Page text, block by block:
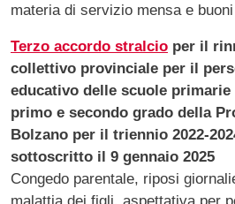
materia di servizio mensa e
Terzo accordo stralcio per il
collettivo provinciale per il
educativo delle scuole primarie
primo e secondo grado della
Bolzano per il triennio 2022-
sottoscritto il 9 gennaio 2025
Congedo parentale, riposi
malattia dei figli, aspettativa per